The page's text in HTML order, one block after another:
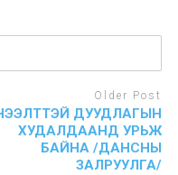
Older Post
ДУУДЛАГЫН
ХУДАЛДААНД УРЬЖ
БАЙНА /ДАНСНЫ
ЗАЛРУУЛГА/